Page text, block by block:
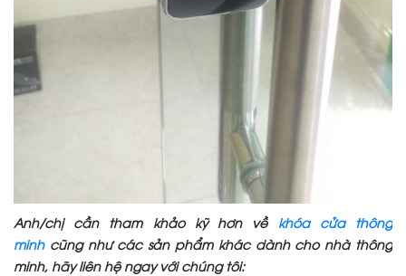
Anh/chị cần tham khảo kỹ hơn về khóa cửa thông
minhcũng như các sản phẩm khác dành cho nhà thông
minh, hãy liên hệ ngay với chúng tôi: